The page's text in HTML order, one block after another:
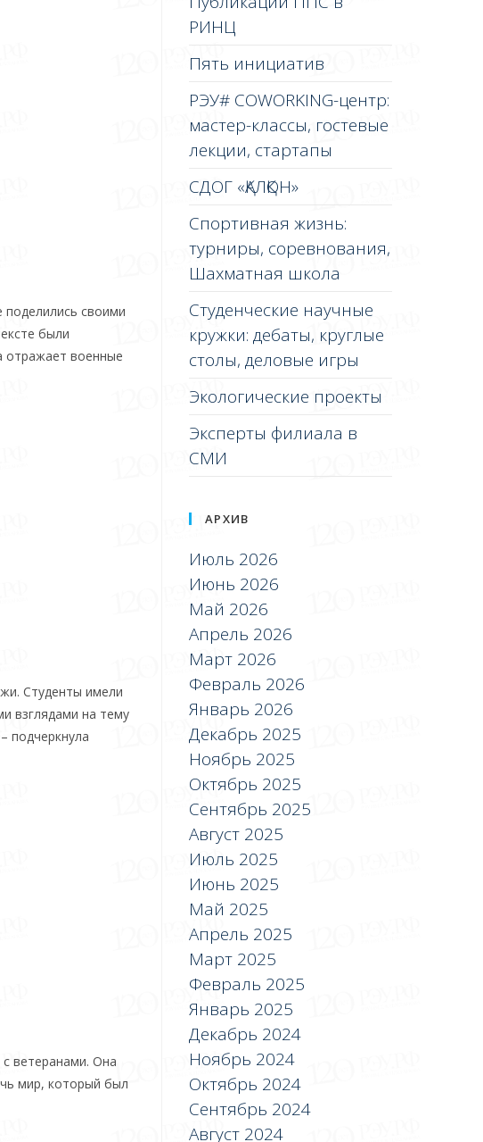
своими
были
отражает военные
Студенты имели
взглядами на тему
подчеркнула
ветеранами. Она
мир, который был
РИНЦ
Пять инициатив
РЭУ# COWORKING-центр:
мастер-классы, гостевые
лекции, стартапы
СДОГ «ҚАЛҚОН»
Спортивная жизнь:
турниры, соревнования,
Шахматная школа
Студенческие научные
кружки: дебаты, круглые
столы, деловые игры
Экологические проекты
Эксперты филиала в
СМИ
АРХИВ
Июль 2026
Июнь 2026
Май 2026
Апрель 2026
Март 2026
Февраль 2026
Январь 2026
Декабрь 2025
Ноябрь 2025
Октябрь 2025
Сентябрь 2025
Август 2025
Июль 2025
Июнь 2025
Май 2025
Апрель 2025
Март 2025
Февраль 2025
Январь 2025
Декабрь 2024
Ноябрь 2024
Октябрь 2024
Сентябрь 2024
Август 2024